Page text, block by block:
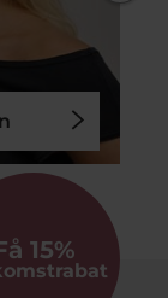
15%